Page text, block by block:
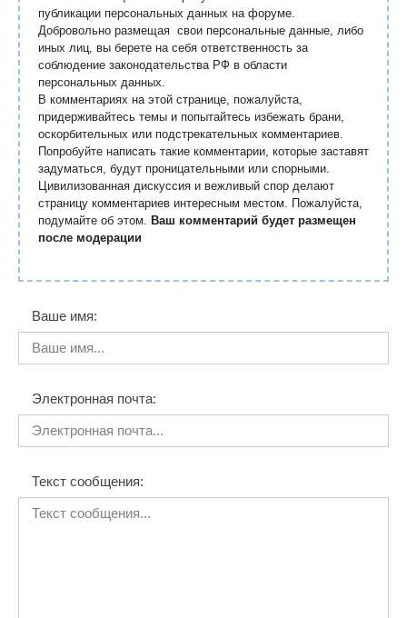
публикации персональных данных на форуме.
Добровольно размещая свои персональные данные, либо
иных лиц, вы берете на себя ответственность за
соблюдение законодательства РФ в области
персональных данных.
В комментариях на этой странице, пожалуйста,
придерживайтесь темы и попытайтесь избежать брани,
оскорбительных или подстрекательных комментариев.
Попробуйте написать такие комментарии, которые заставят
задуматься, будут проницательными или спорными.
Цивилизованная дискуссия и вежливый спор делают
страницу комментариев интересным местом. Пожалуйста,
подумайте об этом. Ваш комментарий будет размещен
после модерации
Ваше имя:
Электронная почта:
Текст сообщения: